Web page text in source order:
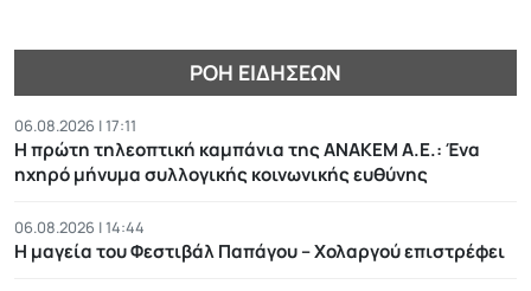
ΡΟΉ ΕΙΔΉΣΕΩΝ
06.08.2026 | 17:11
Η πρώτη τηλεοπτική καμπάνια της ΑΝΑΚΕΜ Α.Ε.: Ένα
ηχηρό μήνυμα συλλογικής κοινωνικής ευθύνης
06.08.2026 | 14:44
Η μαγεία του Φεστιβάλ Παπάγου – Χολαργού επιστρέφει